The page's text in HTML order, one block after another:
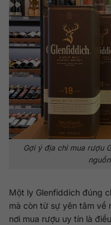
Gợi ý địa chỉ mua rượu
Một ly Glenfiddich đúng
mà còn từ sự yên tâm về
nơi mua rượu uy tín là